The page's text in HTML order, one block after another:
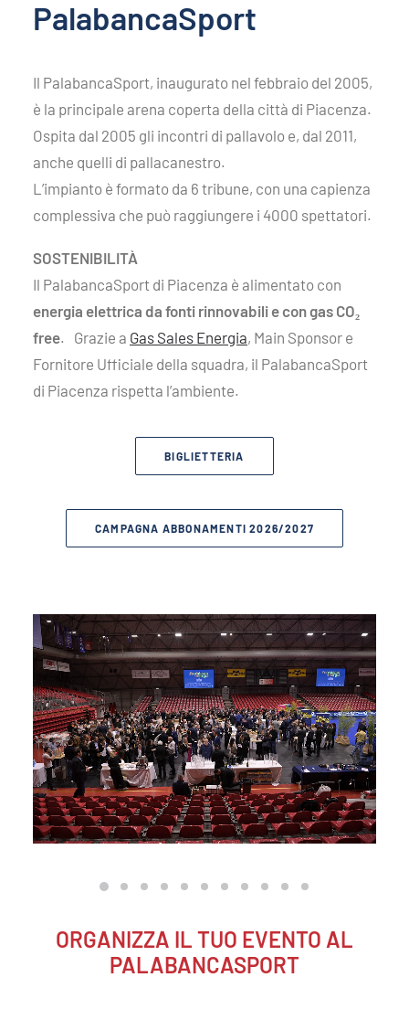
PalabancaSport
Il PalabancaSport, inaugurato nel febbraio del 2005,
è la principale arena coperta della città di Piacenza.
Ospita dal 2005 gli incontri di pallavolo e, dal 2011,
anche quelli di pallacanestro.
L’impianto è formato da 6 tribune, con una capienza
complessiva che può raggiungere i 4000 spettatori.
SOSTENIBILITÀ
Il PalabancaSport di Piacenza è alimentato con
energia elettrica da fonti rinnovabili e con gas CO₂
free. Grazie a Gas Sales Energia, Main Sponsor e
Fornitore Ufficiale della squadra, il PalabancaSport
di Piacenza rispetta l’ambiente.
BIGLIETTERIA
CAMPAGNA ABBONAMENTI 2026/2027
ORGANIZZA IL TUO EVENTO AL
PALABANCASPORT